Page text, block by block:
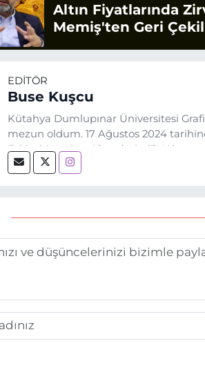
Altın Fiyatlarında
Memiş'ten Geri
EDITÖR
Buse Kuşcu
Kütahya Dumlupınar Üniversitesi
mezun oldum. 17 Ağustos 2024
Eskişehir Haber Ajansı’nda (EHA)
biri olan merak duygusunun etkisiyle